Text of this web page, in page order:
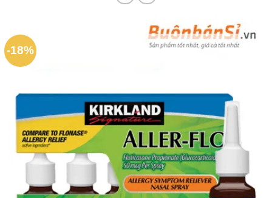
-18%